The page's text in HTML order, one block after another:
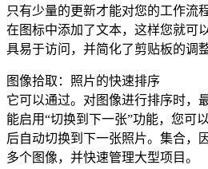
只有少量的更新才能对您的工作流
在图标中添加了文本，这样您就可
具易于访问，并简化了剪贴板的调整
图像拾取：照片的快速排序
它可以通过。对图像进行排序时，
能启用“切换到下一张”功能，您可
后自动切换到下一张照片。集合，
多个图像，并快速管理大型项目。